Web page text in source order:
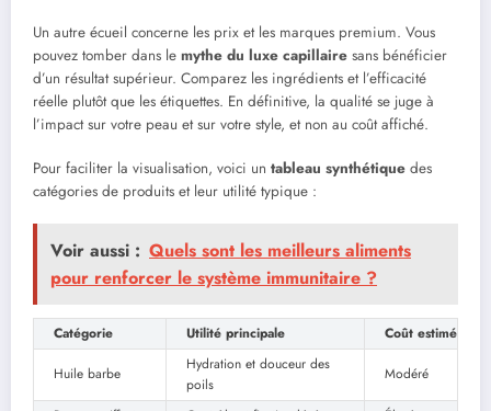
Un autre écueil concerne les prix et les marques premium. Vous
pouvez tomber dans le mythe du luxe capillaire sans bénéficier
d’un résultat supérieur. Comparez les ingrédients et l’efficacité
réelle plutôt que les étiquettes. En définitive, la qualité se juge à
l’impact sur votre peau et sur votre style, et non au coût affiché.
Pour faciliter la visualisation, voici un tableau synthétique des
catégories de produits et leur utilité typique :
Voir aussi : Quels sont les meilleurs aliments
pour renforcer le système immunitaire ?
Catégorie Utilité principale Coût estimé
Huile barbe
Hydration et douceur des
poils
Modéré